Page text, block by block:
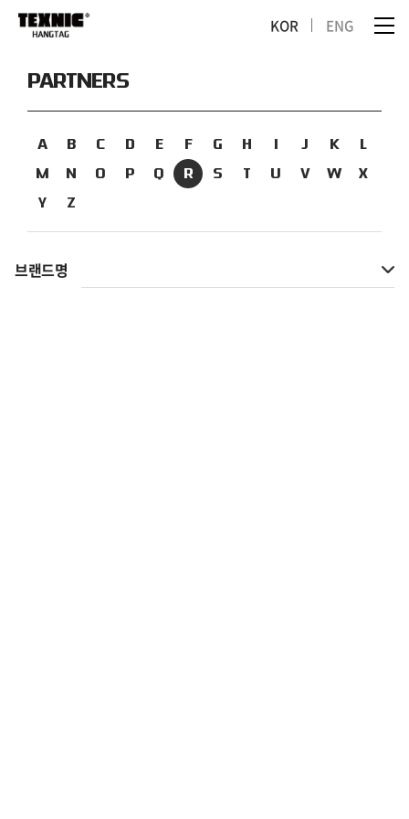
KOR ENG
PARTNERS
A B C D E F G H I J K
L
M
N O P Q R S T U V W
X
Y
Z
브랜드명